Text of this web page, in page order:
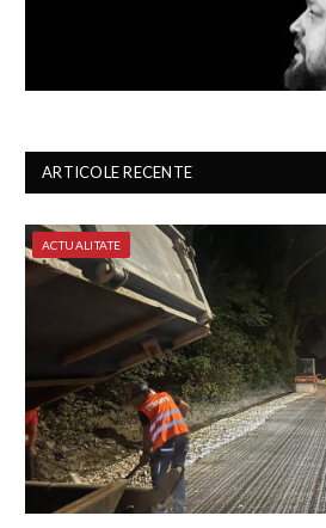
ARTICOLE RECENTE
ACTUALITATE